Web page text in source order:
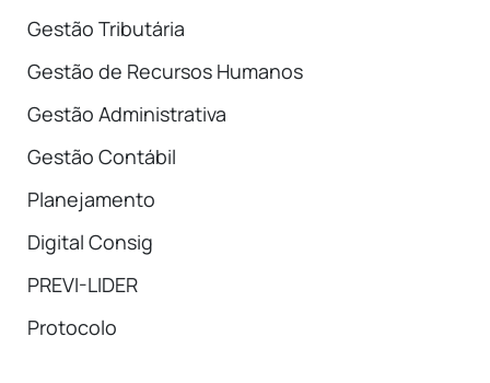
Gestão Tributária
Gestão de Recursos Humanos
Gestão Administrativa
Gestão Contábil
Planejamento
Digital Consig
PREVI-LIDER
Protocolo